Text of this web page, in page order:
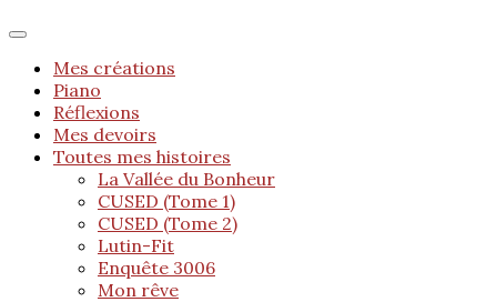
Mes créations
Piano
Réflexions
Mes devoirs
Toutes mes histoires
La Vallée du Bonheur
CUSED (Tome 1)
CUSED (Tome 2)
Lutin-Fit
Enquête 3006
Mon rêve